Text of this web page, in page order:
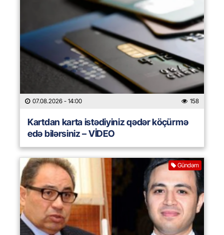
07.08.2026 - 14:00 158
Kartdan karta istədiyiniz qədər köçürmə
edə bilərsiniz – VİDEO
Gündəm